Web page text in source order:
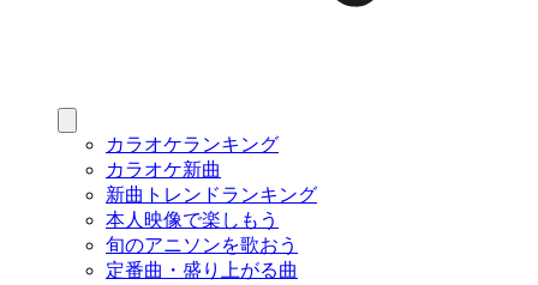
カラオケランキング
カラオケ新曲
新曲トレンドランキング
本人映像で楽しもう
旬のアニソンを歌おう
定番曲・盛り上がる曲